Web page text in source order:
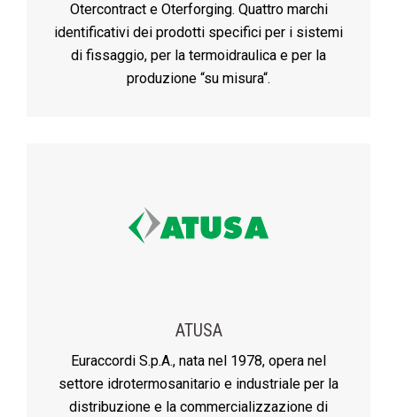
Otercontract e Oterforging. Quattro marchi
identificativi dei prodotti specifici per i sistemi
di fissaggio, per la termoidraulica e per la
produzione “su misura“.
ATUSA
Euraccordi S.p.A., nata nel 1978, opera nel
settore idrotermosanitario e industriale per la
distribuzione e la commercializzazione di